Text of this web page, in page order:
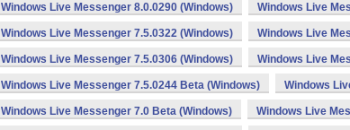
Windows Live Messenger 8.0.0290 (Windows) Windows Live
Windows Live Messenger 7.5.0322 (Windows) Windows Live
Windows Live Messenger 7.5.0306 (Windows) Windows Live
Windows Live Messenger 7.5.0244 Beta (Windows) Windows
Windows Live Messenger 7.0 Beta (Windows) Windows Live